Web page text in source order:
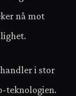
nå mot
i stor
teknologien.